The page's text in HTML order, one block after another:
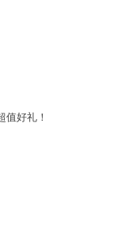
值好礼！